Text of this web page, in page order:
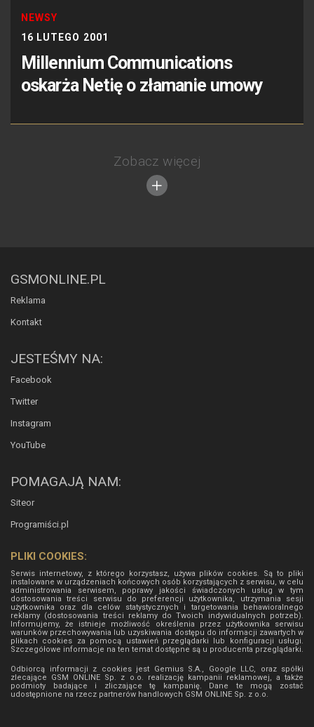
NEWSY
16 LUTEGO 2001
Millennium Communications
oskarża Netię o złamanie umowy
Zobacz więcej
GSMONLINE.PL
Reklama
Kontakt
JESTEŚMY NA:
Facebook
Twitter
Instagram
YouTube
POMAGAJĄ NAM:
Siteor
Programiści.pl
PLIKI COOKIES:
Serwis internetowy, z którego korzystasz, używa plików cookies. Są to pliki
instalowane w urządzeniach końcowych osób korzystających z serwisu, w celu
administrowania serwisem, poprawy jakości świadczonych usług w tym
dostosowania treści serwisu do preferencji użytkownika, utrzymania sesji
użytkownika oraz dla celów statystycznych i targetowania behawioralnego
reklamy (dostosowania treści reklamy do Twoich indywidualnych potrzeb).
Informujemy, że istnieje możliwość określenia przez użytkownika serwisu
warunków przechowywania lub uzyskiwania dostępu do informacji zawartych w
plikach cookies za pomocą ustawień przeglądarki lub konfiguracji usługi.
Szczegółowe informacje na ten temat dostępne są u producenta przeglądarki.
Odbiorcą informacji z cookies jest Gemius S.A., Google LLC, oraz spółki
zlecające GSM ONLINE Sp. z o.o. realizację kampanii reklamowej, a także
podmioty badające i zliczające tę kampanię. Dane te mogą zostać
udostępnione na rzecz partnerów handlowych GSM ONLINE Sp. z o.o.